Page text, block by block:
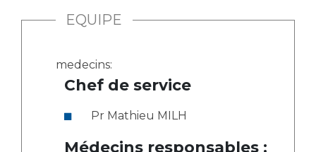
Culture à l'hôpital
Les associations
Livret d'accueil
EQUIPE
medecins:
Chef de service
Pr Mathieu MILH
Médecins responsables :